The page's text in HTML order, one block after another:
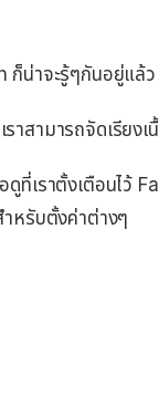
ก็น่าจะรู้ๆกันอยู่แล้
าสามารถจัดเรียง
ที่เราตั้งเตือนไว้
หรับตั้งค่าต่างๆ